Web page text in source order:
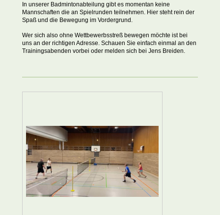
In unserer Badmintonabteilung gibt es momentan keine
Mannschaften die an Spielrunden teilnehmen. Hier steht rein der
Spaß und die Bewegung im Vordergrund.
Wer sich also ohne Wettbewerbsstreß bewegen möchte ist bei
uns an der richtigen Adresse. Schauen Sie einfach einmal an den
Trainingsabenden vorbei oder melden sich bei Jens Breiden.